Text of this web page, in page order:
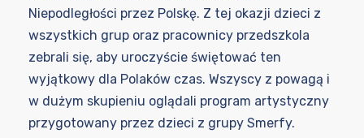
Niepodległości przez Polskę. Z tej okazji dzieci z
wszystkich grup oraz pracownicy przedszkola
zebrali się, aby uroczyście świętować ten
wyjątkowy dla Polaków czas. Wszyscy z powagą i
w dużym skupieniu oglądali program artystyczny
przygotowany przez dzieci z grupy Smerfy.